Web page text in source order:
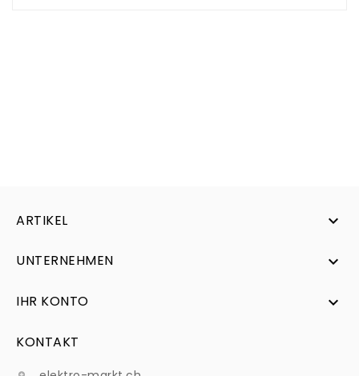
ARTIKEL 
UNTERNEHMEN 
IHR KONTO 
KONTAKT